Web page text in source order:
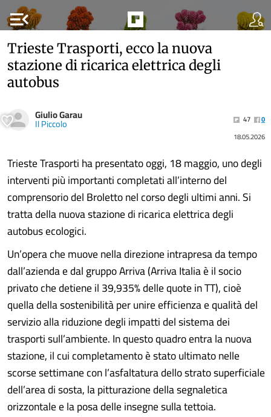
menu_open
Trieste Trasporti, ecco la nuova
stazione di ricarica elettrica degli
autobus
Giulio Garau
Il Piccolo 47
0
18.05.2026
Trieste Trasporti ha presentato oggi, 18 maggio, uno degli
interventi più importanti completati all’interno del
comprensorio del Broletto nel corso degli ultimi anni. Si
tratta della nuova stazione di ricarica elettrica degli
autobus ecologici.
Un’opera che muove nella direzione intrapresa da tempo
dall’azienda e dal gruppo Arriva (Arriva Italia è il socio
privato che detiene il 39,935% delle quote in TT), cioè
quella della sostenibilità per unire efficienza e qualità del
servizio alla riduzione degli impatti del sistema dei
trasporti sull’ambiente. In questo quadro entra la nuova
stazione, il cui completamento è stato ultimato nelle
scorse settimane con l’asfaltatura dello strato superficiale
dell’area di sosta, la pitturazione della segnaletica
orizzontale e la posa delle insegne sulla tettoia.